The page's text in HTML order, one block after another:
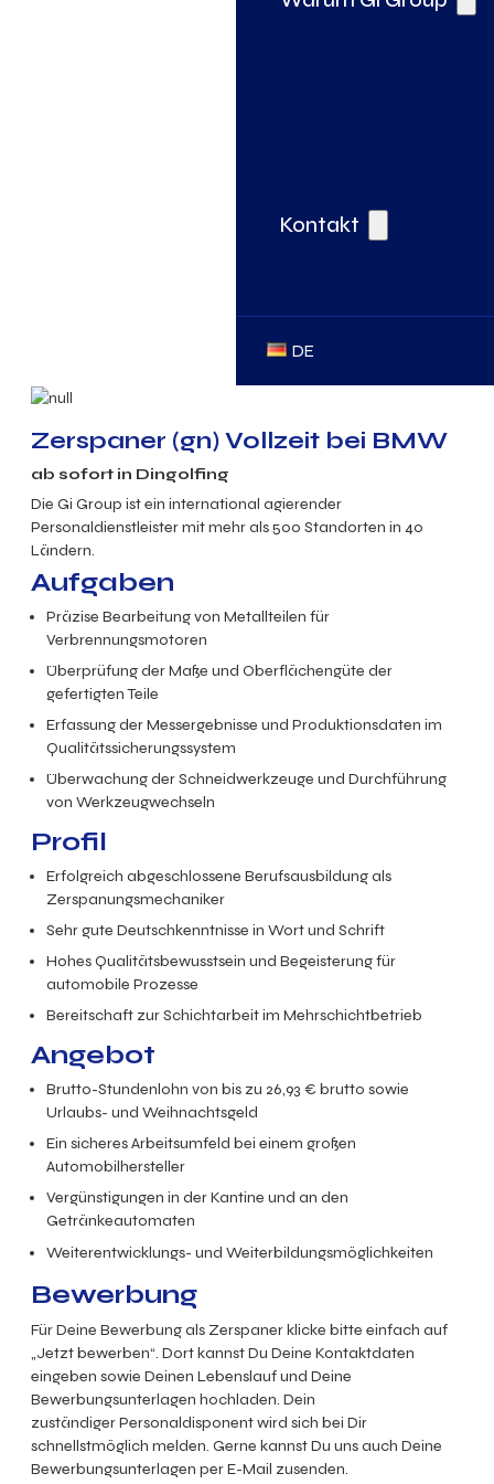
Kontakt
DE
Zerspaner (gn) Vollzeit bei BMW
ab sofort in Dingolfing
Die Gi Group ist ein international agierender
Personaldienstleister mit mehr als 500 Standorten in 40
Ländern.
Aufgaben
Präzise Bearbeitung von Metallteilen für
Verbrennungsmotoren
Überprüfung der Maße und Oberflächengüte der
gefertigten Teile
Erfassung der Messergebnisse und Produktionsdaten im
Qualitätssicherungssystem
Überwachung der Schneidwerkzeuge und Durchführung
von Werkzeugwechseln
Profil
Erfolgreich abgeschlossene Berufsausbildung als
Zerspanungsmechaniker
Sehr gute Deutschkenntnisse in Wort und Schrift
Hohes Qualitätsbewusstsein und Begeisterung für
automobile Prozesse
Bereitschaft zur Schichtarbeit im Mehrschichtbetrieb
Angebot
Brutto-Stundenlohn von bis zu 26,93 € bruttosowie
Urlaubs- und Weihnachtsgeld
Ein sicheres Arbeitsumfeld bei einem großen
Automobilhersteller
Vergünstigungen in der Kantine und an den
Getränkeautomaten
Weiterentwicklungs- und Weiterbildungsmöglichkeiten
Bewerbung
Für Deine Bewerbung als Zerspaner klicke bitte einfach auf
„Jetzt bewerben“. Dort kannst Du Deine Kontaktdaten
eingeben sowie Deinen Lebenslauf und Deine
Bewerbungsunterlagen hochladen. Dein
zuständiger Personaldisponent wird sich bei Dir
schnellstmöglich melden. Gerne kannst Du uns auch Deine
Bewerbungsunterlagen per E-Mail zusenden.